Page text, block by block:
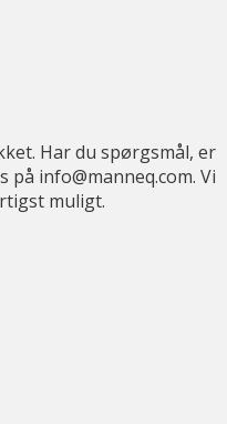
Har du spørgsmål, er
info@manneq.com. Vi
muligt.